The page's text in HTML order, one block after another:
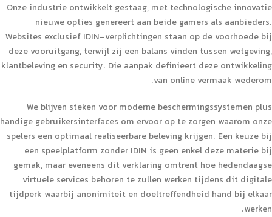
Onze industrie ontwikkelt gestaag, met technologische innovatie
nieuwe opties genereert aan beide gamers als aanbieders.
Websites exclusief IDIN-verplichtingen staan op de voorhoede bij
deze vooruitgang, terwijl zij een balans vinden tussen wetgeving,
klantbeleving en security. Die aanpak definieert deze ontwikkeling
van online vermaak wederom.
We blijven steken voor moderne beschermingssystemen plus
handige gebruikersinterfaces om ervoor op te zorgen waarom onze
spelers een optimaal realiseerbare beleving krijgen. Een keuze bij
een speelplatform zonder IDIN is geen enkel deze materie bij
gemak, maar eveneens dit verklaring omtrent hoe hedendaagse
virtuele services behoren te zullen werken tijdens dit digitale
tijdperk waarbij anonimiteit en doeltreffendheid hand bij elkaar
werken.